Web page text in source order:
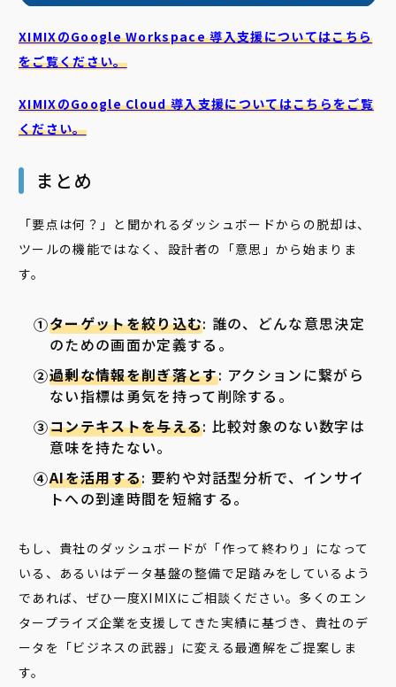
XIMIXのGoogle Workspace 導入支援についてはこちら
をご覧ください。
XIMIXのGoogle Cloud導入支援についてはこちらをご覧
ください。
まとめ
「要点は何？」と聞かれるダッシュボードからの脱却は、
ツールの機能ではなく、設計者の「意思」から始まりま
す。
ターゲットを絞り込む: 誰の、どんな意思決定
のための画面か定義する。
過剰な情報を削ぎ落とす: アクションに繋がら
ない指標は勇気を持って削除する。
コンテキストを与える: 比較対象のない数字は
意味を持たない。
AIを活用する: 要約や対話型分析で、インサイ
トへの到達時間を短縮する。
もし、貴社のダッシュボードが「作って終わり」になって
いる、あるいはデータ基盤の整備で足踏みをしているよう
であれば、ぜひ一度XIMIXにご相談ください。多くのエン
タープライズ企業を支援してきた実績に基づき、貴社のデ
ータを「ビジネスの武器」に変える最適解をご提案しま
す。